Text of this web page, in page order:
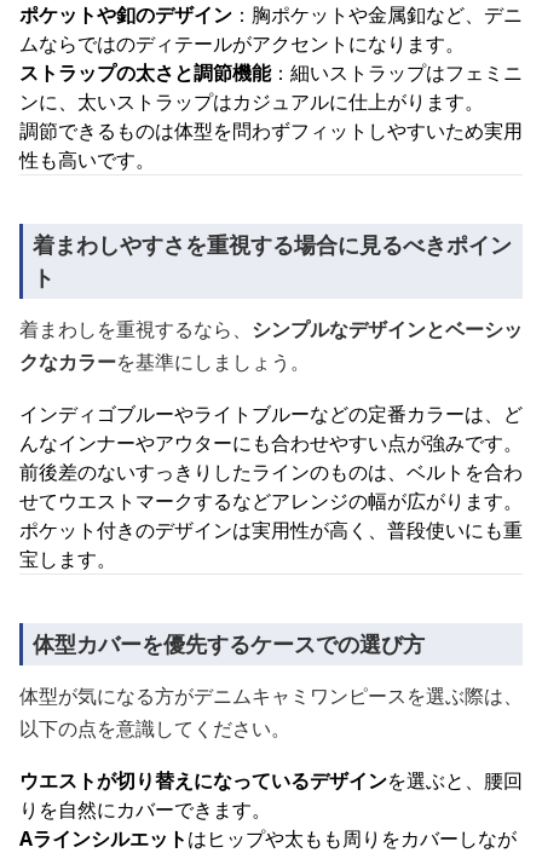
ポケットや釦のデザイン ：胸ポケットや金属釦など、デニ
ムならではのディテールがアクセントになります。
ストラップの太さと調節機能：細いストラップはフェミニ
ンに、太いストラップはカジュアルに仕上がります。
調節できるものは体型を問わずフィットしやすいため実用
性も高いです。
着まわしやすさを重視する場合に見るべきポイン
ト
着まわしを重視するなら、 シンプルなデザインとベーシッ
クなカラーを基準にしましょう。
インディゴブルーやライトブルーなどの定番カラーは、ど
んなインナーやアウターにも合わせやすい点が強みです。
前後差のないすっきりしたラインのものは、ベルトを合わ
せてウエストマークするなどアレンジの幅が広がります。
ポケット付きのデザインは実用性が高く、普段使いにも重
宝します。
体型カバーを優先するケースでの選び方
体型が気になる方がデニムキャミワンピースを選ぶ際は、
以下の点を意識してください。
ウエストが切り替えになっているデザインを選ぶと、腰回
りを自然にカバーできます。
Aラインシルエットはヒップや太もも周りをカバーしなが